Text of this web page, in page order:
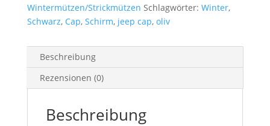
Wintermützen/Strickmützen Schlagwörter: Winter,
Schwarz, Cap, Schirm, jeep cap, oliv
Beschreibung
Rezensionen (0)
Beschreibung